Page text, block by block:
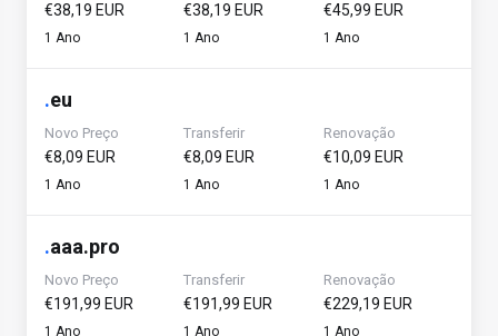
€38,19 EUR
1 Ano
€38,19 EUR
1 Ano
€45,99 EUR
1 Ano
.eu
Novo Preço
€8,09 EUR
1 Ano
Transferir
€8,09 EUR
1 Ano
Renovação
€10,09 EUR
1 Ano
.aaa.pro
Novo Preço
€191,99 EUR
1 Ano
Transferir
€191,99 EUR
1 Ano
Renovação
€229,19 EUR
1 Ano